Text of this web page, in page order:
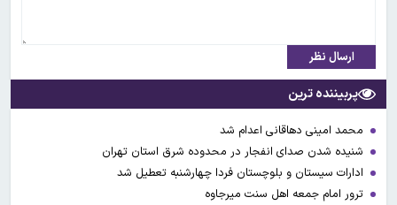
ارسال نظر
پربیننده ترین
محمد امینی دهاقانی اعدام شد
شنیده شدن صدای انفجار در محدوده شرق استان تهران
ادارات سیستان و بلوچستان فردا چهارشنبه تعطیل شد
ترور امام جمعه اهل سنت میرجاوه